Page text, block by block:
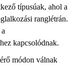
típusúak, ahol a
ranglétrán.
kapcsolódnak.
módon válnak